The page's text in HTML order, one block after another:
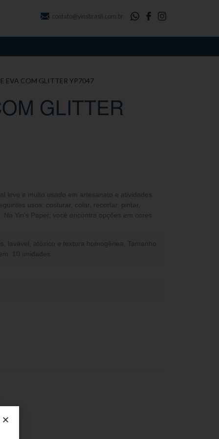
contato@yinsbrasil.com.br
EVA COM GLITTER YP7047
GLITTER
leve e muito usado em artesanato e atividades
usos: costurar, colar, recortar, pintar,
Yin’s Paper, você encontra opções em cores
lavável, atóxico e textura homogênea, Tamanho:
10 unidades.